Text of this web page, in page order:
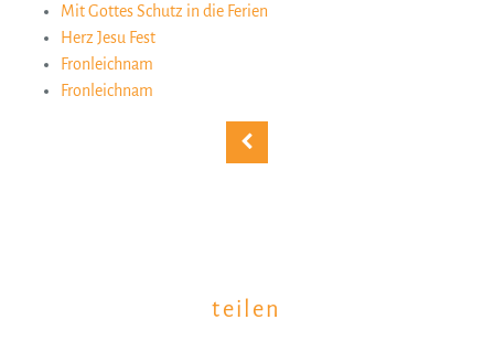
Mit Gottes Schutz in die Ferien
Herz Jesu Fest
Fronleichnam
Fronleichnam
teilen